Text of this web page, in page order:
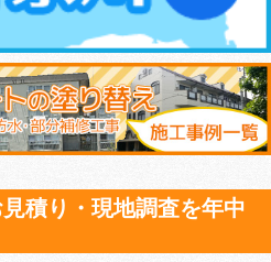
積り・現地調査を年中